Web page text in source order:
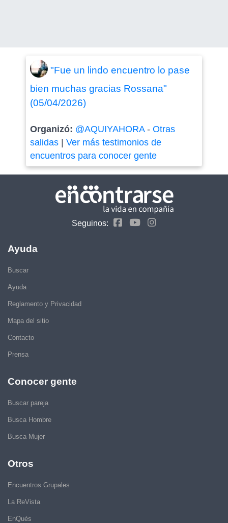
"Fue un lindo encuentro lo pase
bien muchas gracias Rossana"
(05/04/2026)
Organizó: @AQUIYAHORA- Otras
salidas| Ver más testimonios de
encuentros para conocer gente
Seguinos:
Ayuda
Buscar
Ayuda
Reglamento y Privacidad
Mapa del sitio
Contacto
Prensa
Conocer gente
Buscar pareja
Busca Hombre
Busca Mujer
Otros
Encuentros Grupales
La ReVista
EnQués